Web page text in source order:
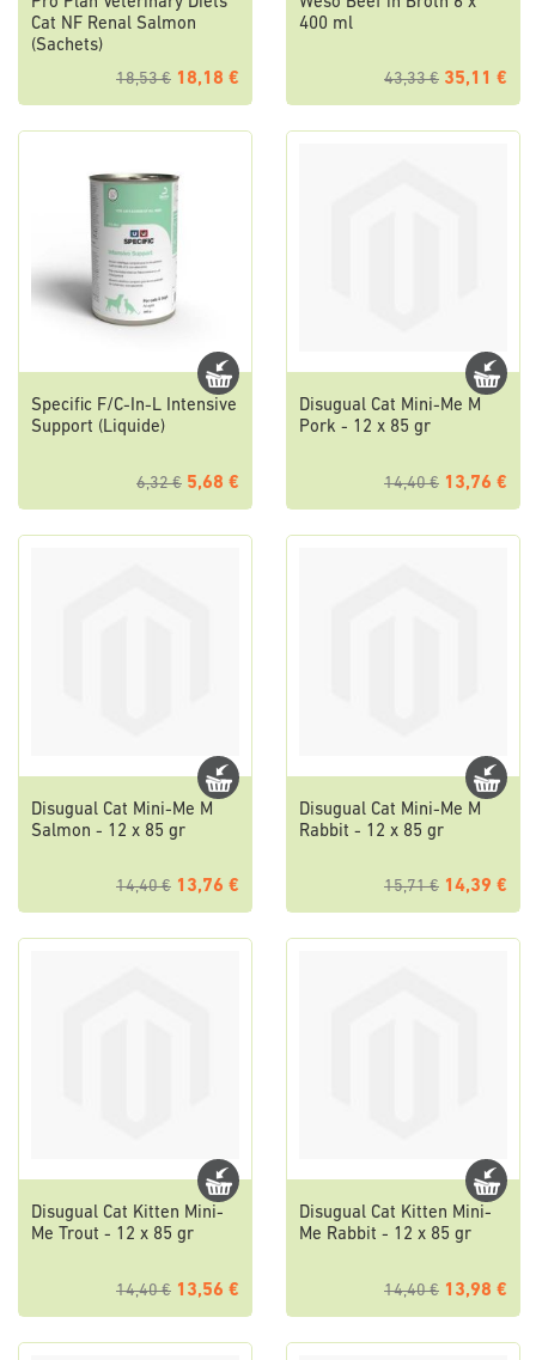
Cat NF Renal Salmon
(Sachets)
18,53 € 18,18 €
400 ml
43,33 € 35,11 €
Specific F/C-In-L Intensive
Support (Liquide)
6,32 € 5,68 €
Disugual Cat Mini-Me M
Pork - 12 x 85 gr
14,40 € 13,76 €
Disugual Cat Mini-Me M
Salmon - 12 x 85 gr
14,40 € 13,76 €
Disugual Cat Mini-Me M
Rabbit - 12 x 85 gr
15,71 € 14,39 €
Disugual Cat Kitten Mini-
Me Trout - 12 x 85 gr
14,40 € 13,56 €
Disugual Cat Kitten Mini-
Me Rabbit - 12 x 85 gr
14,40 € 13,98 €